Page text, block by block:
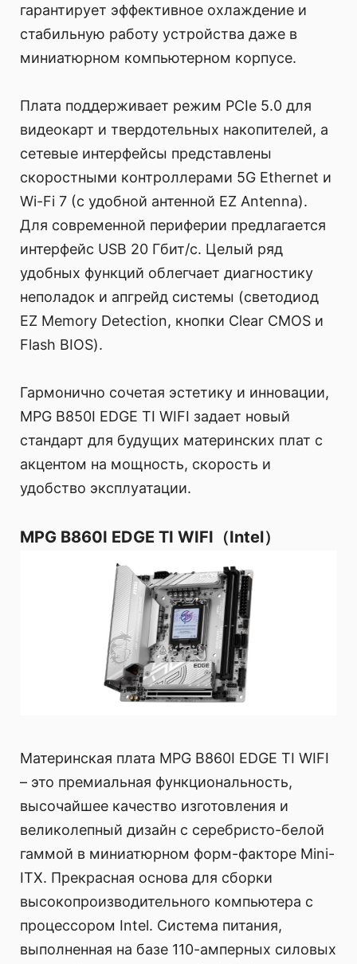
гарантирует эффективное охлаждение и
стабильную работу устройства даже в
миниатюрном компьютерном корпусе.
Плата поддерживает режим PCIe 5.0 для
видеокарт и твердотельных накопителей, а
сетевые интерфейсы представлены
скоростными контроллерами 5G Ethernet и
Wi-Fi 7 (с удобной антенной EZ Antenna).
Для современной периферии предлагается
интерфейс USB 20 Гбит/с. Целый ряд
удобных функций облегчает диагностику
неполадок и апгрейд системы (светодиод
EZ Memory Detection, кнопки Clear CMOS и
Flash BIOS).
Гармонично сочетая эстетику и инновации,
MPG B850I EDGE TI WIFI задает новый
стандарт для будущих материнских плат с
акцентом на мощность, скорость и
удобство эксплуатации.
MPG B860I EDGE TI WIFI（Intel）
Материнская плата MPG B860I EDGE TI WIFI
– это премиальная функциональность,
высочайшее качество изготовления и
великолепный дизайн с серебристо-белой
гаммой в миниатюрном форм-факторе Mini-
ITX. Прекрасная основа для сборки
высокопроизводительного компьютера с
процессором Intel. Система питания,
выполненная на базе 110-амперных силовых